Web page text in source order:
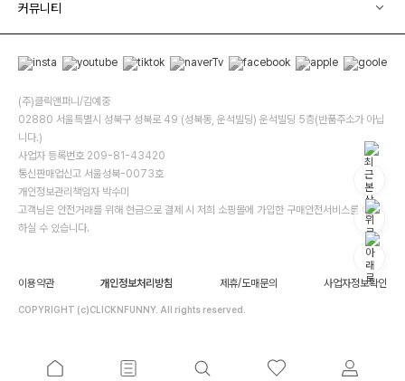
커뮤니티
(주)클릭앤퍼니/김예중
02880 서울특별시 성북구 성북로 49 (성북동, 운석빌딩) 운석빌딩 5층(반품주소가 아닙
니다.)
사업자 등록번호 209-81-43420
통신판매업신고 서울성북-0073호
개인정보관리책임자 박수미
고객님은 안전거래를 위해 현금으로 결제 시 저희 소핑몰에 가입한 구매안전서비스를 이용
하실 수 있습니다.
이용약관 개인정보처리방침 제휴/도매문의 사업자정보확인
COPYRIGHT (c)CLICKNFUNNY. All rights reserved.